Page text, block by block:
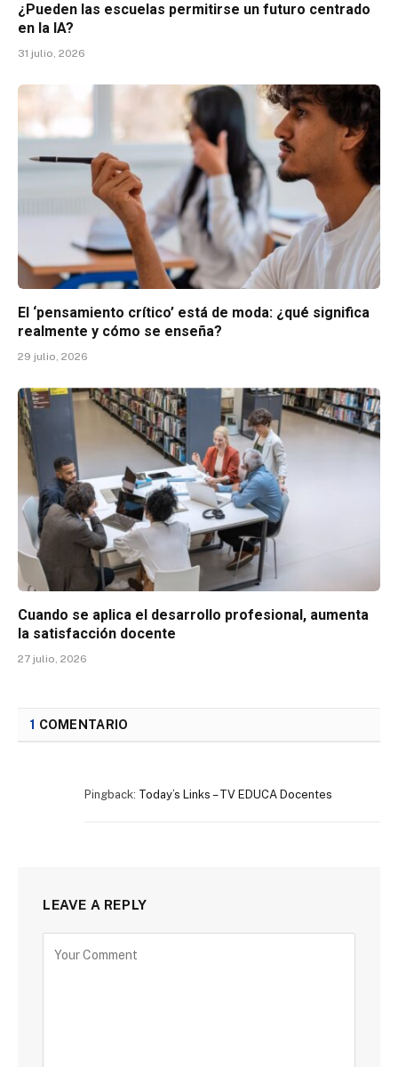
¿Pueden las escuelas permitirse un futuro centrado
en la IA?
31 julio, 2026
El ‘pensamiento crítico’ está de moda: ¿qué significa
realmente y cómo se enseña?
29 julio, 2026
Cuando se aplica el desarrollo profesional, aumenta
la satisfacción docente
27 julio, 2026
1 COMENTARIO
Pingback: Today’s Links – TV EDUCA Docentes
LEAVE A REPLY